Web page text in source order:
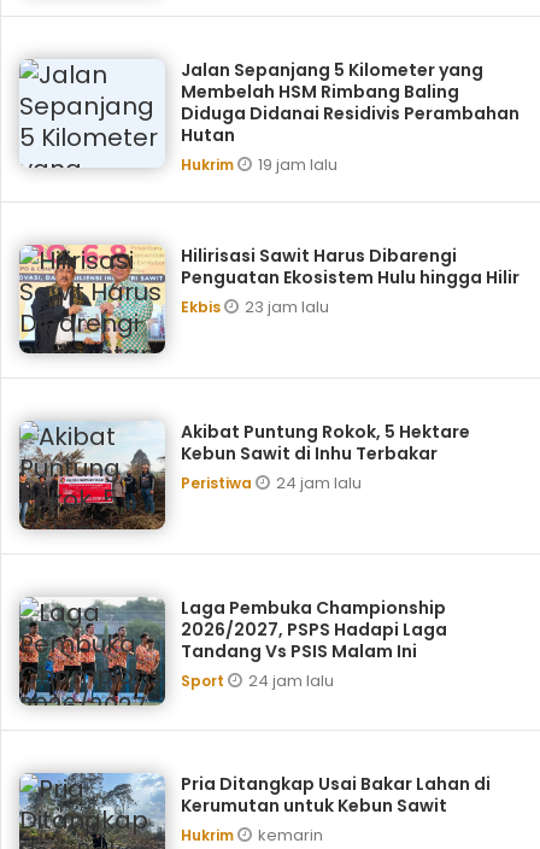
Jalan Sepanjang 5 Kilometer yang
Membelah HSM Rimbang Baling
Diduga Didanai Residivis Perambahan
Hutan
Hukrim 19 jam lalu
Hilirisasi Sawit Harus Dibarengi
Penguatan Ekosistem Hulu hingga Hilir
Ekbis 23 jam lalu
Akibat Puntung Rokok, 5 Hektare
Kebun Sawit di Inhu Terbakar
Peristiwa 24 jam lalu
Laga Pembuka Championship
2026/2027, PSPS Hadapi Laga
Tandang Vs PSIS Malam Ini
Sport 24 jam lalu
Pria Ditangkap Usai Bakar Lahan di
Kerumutan untuk Kebun Sawit
Hukrim kemarin